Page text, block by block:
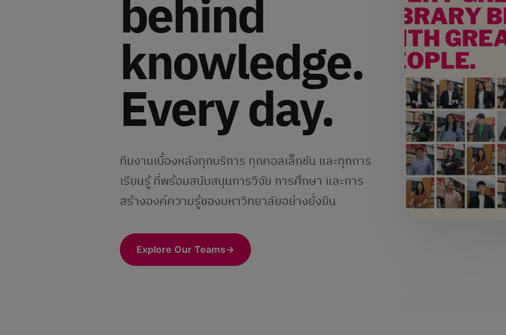
behind
knowledge.
Every day.
ทีมงานเบื้องหลังทุกบริการ ทุกคอลเล็กชัน และทุกการ
เรียนรู้ ที่พร้อมสนับสนุนการวิจัย การศึกษา และการ
สร้างองค์ความรู้ของมหาวิทยาลัยอย่างยั่งยืน
Explore Our Teams→